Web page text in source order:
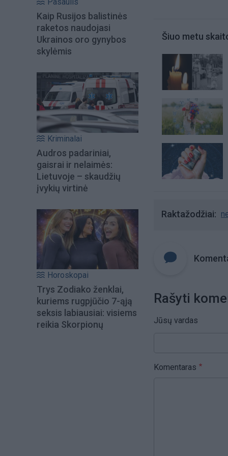
Kaip Rusijos balistinės
raketos naudojasi
Ukrainos oro gynybos
skylėmis
Kriminalai
Audros padariniai,
gaisrai ir nelaimės:
Lietuvoje – skaudžių
įvykių virtinė
Horoskopai
Trys Zodiako ženklai,
kuriems rugpjūčio 7-ąją
seksis labiausiai: visiems
reikia Skorpionų
Šiuo metu
Raktažodžiai
Rašyti
Jūsų vardas
Komentaras